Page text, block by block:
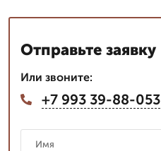
Отправьте заявку
Или звоните:
+7 993 39-88-053